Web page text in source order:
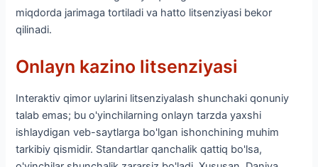
miqdorda jarimaga tortiladi va hatto litsenziyasi bekor
qilinadi.
Onlayn kazino litsenziyasi
Interaktiv qimor uylarini litsenziyalash shunchaki qonuniy
talab emas; bu o'yinchilarning onlayn tarzda yaxshi
ishlaydigan veb-saytlarga bo'lgan ishonchining muhim
tarkibiy qismidir. Standartlar qanchalik qattiq bo'lsa,